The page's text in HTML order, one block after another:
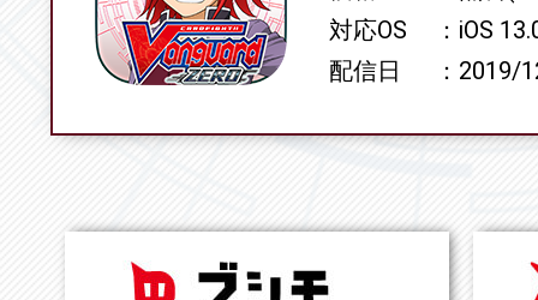
対応OS
iOS
配信日
2019/